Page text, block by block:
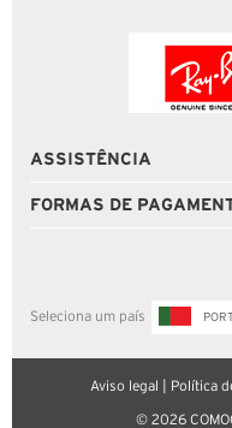
ASSISTÊNCIA
FORMAS DE
Seleciona um país
Aviso legal Política
© 2026